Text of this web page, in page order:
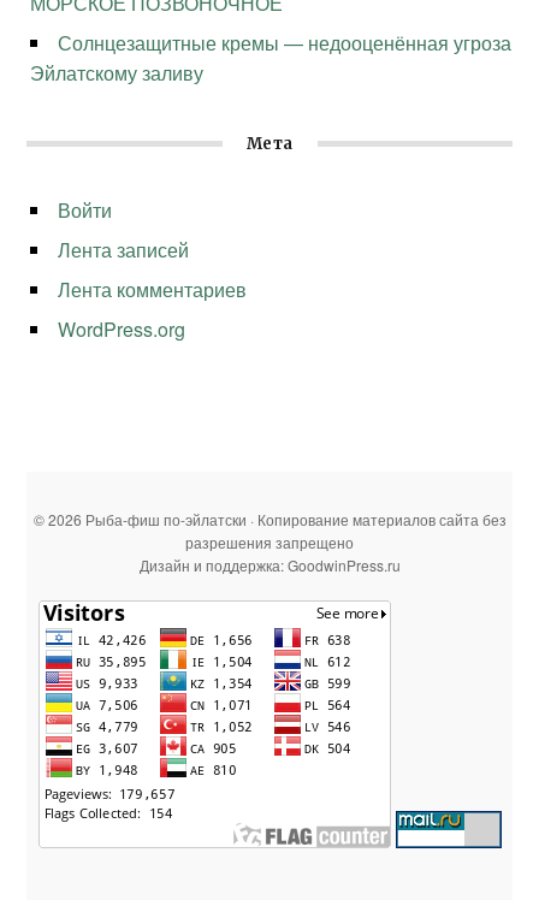
Солнцезащитные кремы — недооценённая угроза
Эйлатскому заливу
Мета
Войти
Лента записей
Лента комментариев
WordPress.org
© 2026 Рыба-фиш по-эйлатски · Копирование материалов сайта без
разрешения запрещено
Дизайн и поддержка: GoodwinPress.ru